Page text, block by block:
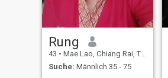
Dank für die Wiedergabe
meines Profils ... ich nicht
groß Skala ich habe keinen
1son....please ✋
Rung
43 • Mae Lao, Chiang Rai, Thailand
Suche: Männlich 35 - 75